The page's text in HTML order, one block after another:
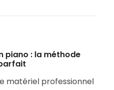
piano : la méthode
matériel professionnel